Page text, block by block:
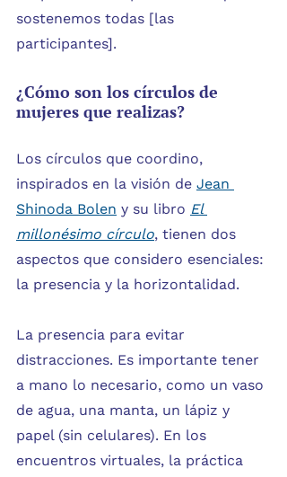
sostenemos todas [las
participantes].
¿Cómo son los círculos de
mujeres que realizas?
Los círculos que coordino,
inspirados en la visión de Jean
Shinoda Bolen y su libro El
millonésimo círculo, tienen dos
aspectos que considero esenciales:
la presencia y la horizontalidad.
La presencia para evitar
distracciones. Es importante tener
a mano lo necesario, como un vaso
de agua, una manta, un lápiz y
papel (sin celulares). En los
encuentros virtuales, la práctica